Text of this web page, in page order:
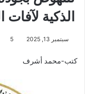
الذكية لآفات
سبتمبر 13, 2025 5
كتب-محمد أشرف